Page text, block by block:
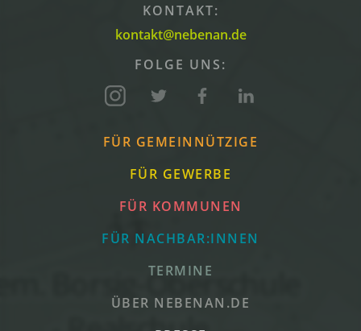
KONTAKT:
kontakt@nebenan.de
FOLGE UNS:
FÜR GEMEINNÜTZIGE
FÜR GEWERBE
FÜR KOMMUNEN
FÜR NACHBAR:INNEN
TERMINE
ÜBER NEBENAN.DE